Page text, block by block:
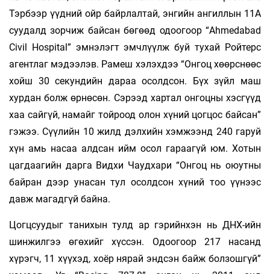
Тэрбээр үүдний ойр байрлалтай, энгийн ангиллын 11А
суудалд зорчиж байсан бөгөөд одоогоор “Ahmedabad
Civil Hospital” эмнэлэгт эмчлүүлж буй тухай Ройтерс
агентлаг мэдээлэв. Рамеш хэлэхдээ “Онгоц хөөрснөөс
хойш 30 секундийн дараа осолдсон. Бүх зүйл маш
хурдан болж өрнөсөн. Сэрээд хартал онгоцны хэсгүүд
хаа сайгүй, намайг тойроод олон хүний цогцос байсан”
гэжээ. Сүүлийн 10 жилд дэлхийн хэмжээнд 240 гаруй
хүн амь насаа алдсан ийм осол гараагүй юм. Хотын
цагдаагийн дарга Видхи Чаудхари “Онгоц нь оюутны
байран дээр унасан тул осолдсон хүний тоо үүнээс
давж магадгүй байна.
Цогцсуудыг танихын тулд ар гэрийнхэн нь ДНХ-ийн
шинжилгээ өгөхийг хүссэн. Одоогоор 217 насанд
хүрэгч, 11 хүүхэд, хоёр нярай эндсэн байж болзошгүй”